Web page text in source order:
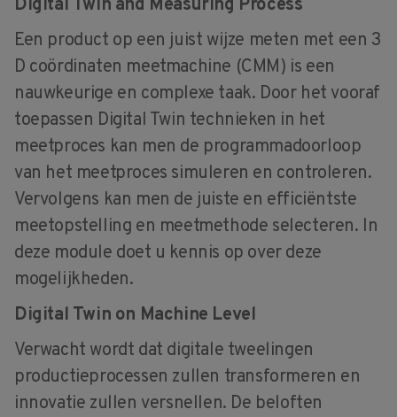
Digital Twin and Measuring Process
Een product op een juist wijze meten met een 3
D coördinaten meetmachine (CMM) is een
nauwkeurige en complexe taak. Door het vooraf
toepassen Digital Twin technieken in het
meetproces kan men de programmadoorloop
van het meetproces simuleren en controleren.
Vervolgens kan men de juiste en efficiëntste
meetopstelling en meetmethode selecteren. In
deze module doet u kennis op over deze
mogelijkheden.
Digital Twin on Machine Level
Verwacht wordt dat digitale tweelingen
productieprocessen zullen transformeren en
innovatie zullen versnellen. De beloften